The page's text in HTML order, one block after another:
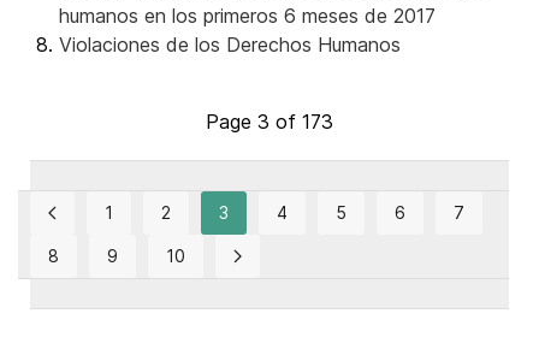
humanos en los primeros 6 meses de 2017
Violaciones de los Derechos Humanos
Page 3 of 173
1 2 3 4 5 6 7
8 9 10